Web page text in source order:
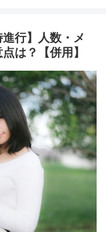
進行】人数・メ
は？【併用】